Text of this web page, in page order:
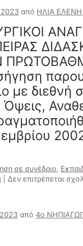
από ΗΛΙΑ ΕΛΕΝΗ
με διεθνή
σε συνέδριο,
Δεν επιτρέπεται
από 4ο